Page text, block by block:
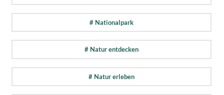
# Nationalpark
# Natur entdecken
# Natur erleben